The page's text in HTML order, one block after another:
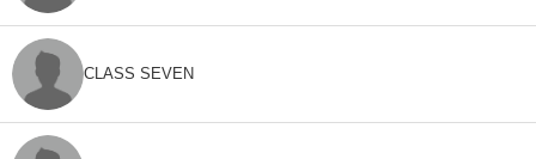
CLASS SEVEN